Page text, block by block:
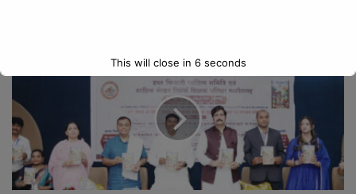
This will close in 5seconds